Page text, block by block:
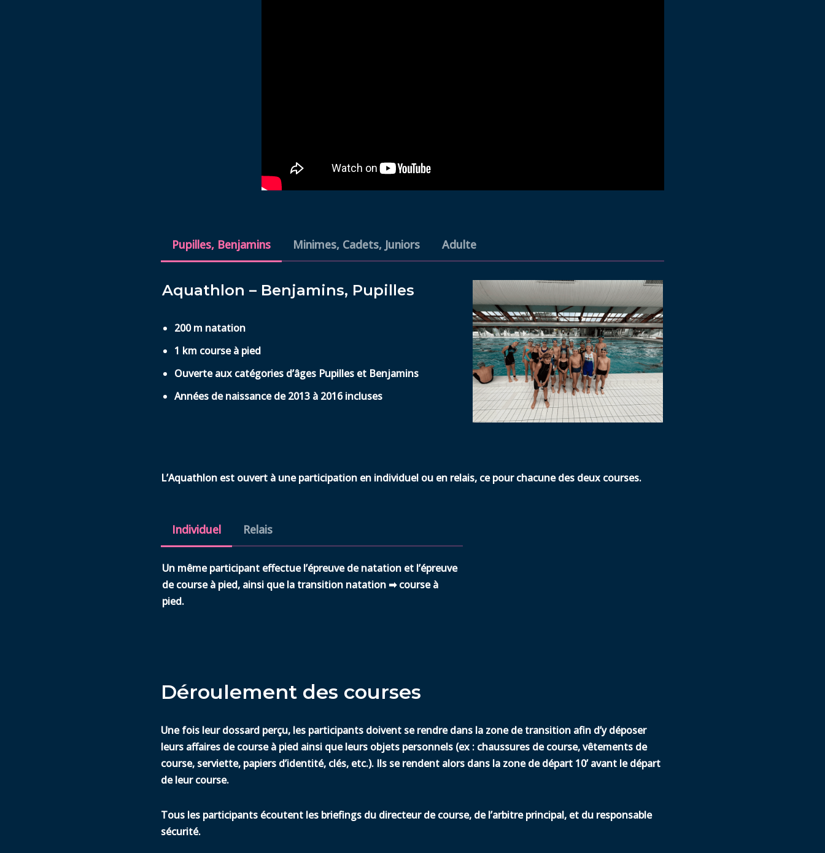
Pupilles, Benjamins Minimes, Cadets, Juniors Adulte
Aquathlon – Benjamins, Pupilles
200 m natation
1 km course à pied
Ouverte aux catégories d’âges Pupilles et Benjamins
Années de naissance de 2013 à 2016 incluses
L’Aquathlon est ouvert à une participation en individuel ou en relais, ce pour chacune des deux courses.
Individuel Relais
Un même participant effectue l’épreuve de natation et l’épreuve
de course à pied, ainsi que la transition natation ➡ course à
pied.
Déroulement des courses
Une fois leur dossard perçu, les participants doivent se rendre dans la zone de transition afin d’y déposer
leurs affaires de course à pied ainsi que leurs objets personnels (ex : chaussures de course, vêtements de
course, serviette, papiers d’identité, clés, etc.). Ils se rendent alors dans la zone de départ 10’ avant le départ
de leur course.
Tous les participants écoutent les briefings du directeur de course, de l’arbitre principal, et du responsable
sécurité.